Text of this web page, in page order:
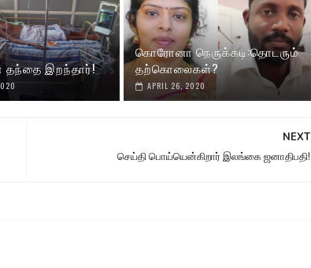
தந்தை இறந்தார்!
கொரோனா நெருக்கடி:தொடரும்
தற்கொலைகள்?
APRIL 26, 2020
NEXT
செய்தி பொய்யென்கிறார் இலங்கை ஜனாதிபதி!